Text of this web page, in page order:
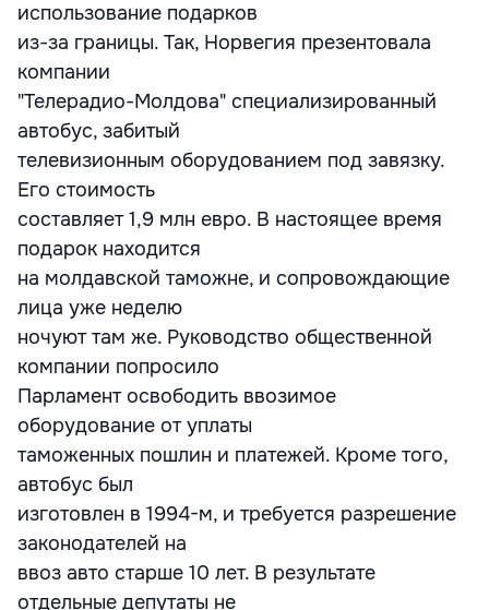
использование подарков
из-за границы. Так, Норвегия презентовала
компании
"Телерадио-Молдова" специализированный
автобус, забитый
телевизионным оборудованием под завязку.
Его стоимость
составляет 1,9 млн евро. В настоящее время
подарок находится
на молдавской таможне, и сопровождающие
лица уже неделю
ночуют там же. Руководство общественной
компании попросило
Парламент освободить ввозимое
оборудование от уплаты
таможенных пошлин и платежей. Кроме того,
автобус был
изготовлен в 1994-м, и требуется разрешение
законодателей на
ввоз авто старше 10 лет. В результате
отдельные депутаты не